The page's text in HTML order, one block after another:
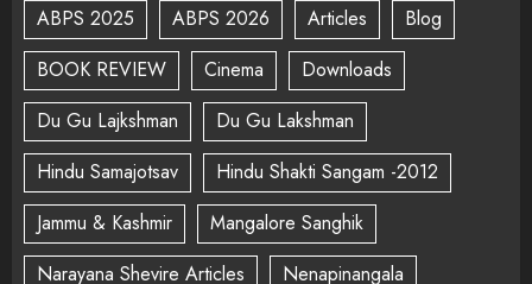
ABPS 2025
ABPS 2026 Articles
Blog
BOOK REVIEW
Cinema
Downloads
Du Gu Lajkshman
Du Gu Lakshman
Hindu Samajotsav
Hindu Shakti Sangam -2012
Jammu & Kashmir
Mangalore Sanghik
Narayana Shevire Articles
Nenapinangala